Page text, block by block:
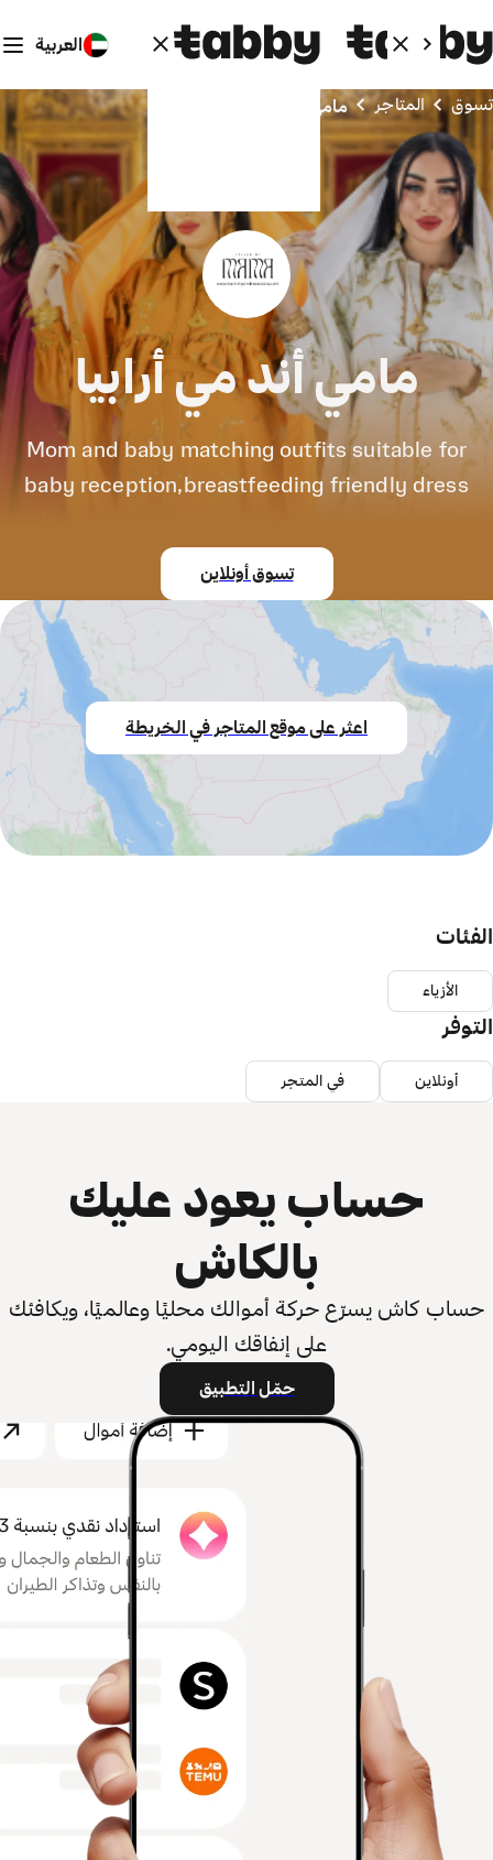
العربية
تسوق المتاجر مامي أند مي أرابيا
مامي أند مي أرابيا
Mom and baby matching outfits suitable for
baby reception,breastfeeding friendly dress
تسوق أونلاين
اعثر على موقع المتاجر في الخريطة
الفئات
الأزياء
التوفر
أونلاين في المتجر
حساب يعود عليك
بالكاش
حساب كاش يسرّع حركة أموالك محليًا وعالميًا، ويكافئك
على إنفاقك اليومي.
حمّل التطبيق